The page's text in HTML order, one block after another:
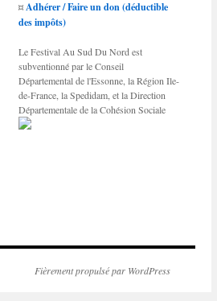
¤Adhérer / Faire un don (déductible
des impôts)
Le Festival Au Sud Du Nord est
subventionné par le Conseil
Départemental de l'Essonne, la Région Ile-
de-France, la Spedidam, et la Direction
Départementale de la Cohésion Sociale
Fièrement propulsé par WordPress